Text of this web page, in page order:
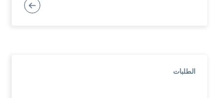
الطلبات